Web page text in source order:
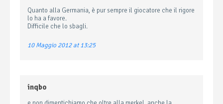
Quanto alla Germania, è pur sempre il giocatore che il rigore
lo ha a favore.
Difficile che lo sbagli.
10 Maggio 2012 at 13:25
inqbo